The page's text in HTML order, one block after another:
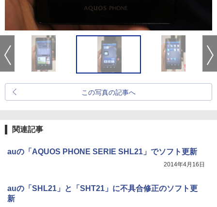
この写真の記事へ
関連記事
auの「AQUOS PHONE SERIE SHL21」でソフト更新
2014年4月16日
auの「SHL21」と「SHT21」に不具合修正のソフト更
新